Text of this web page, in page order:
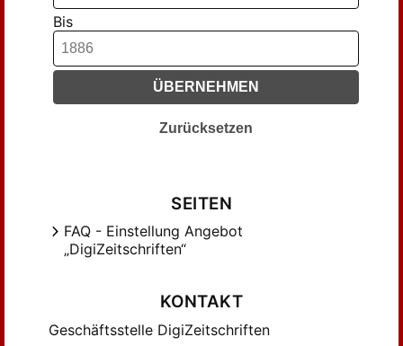
Bis
ÜBERNEHMEN
Zurücksetzen
SEITEN
FAQ - Einstellung Angebot
„DigiZeitschriften“
KONTAKT
Geschäftsstelle DigiZeitschriften